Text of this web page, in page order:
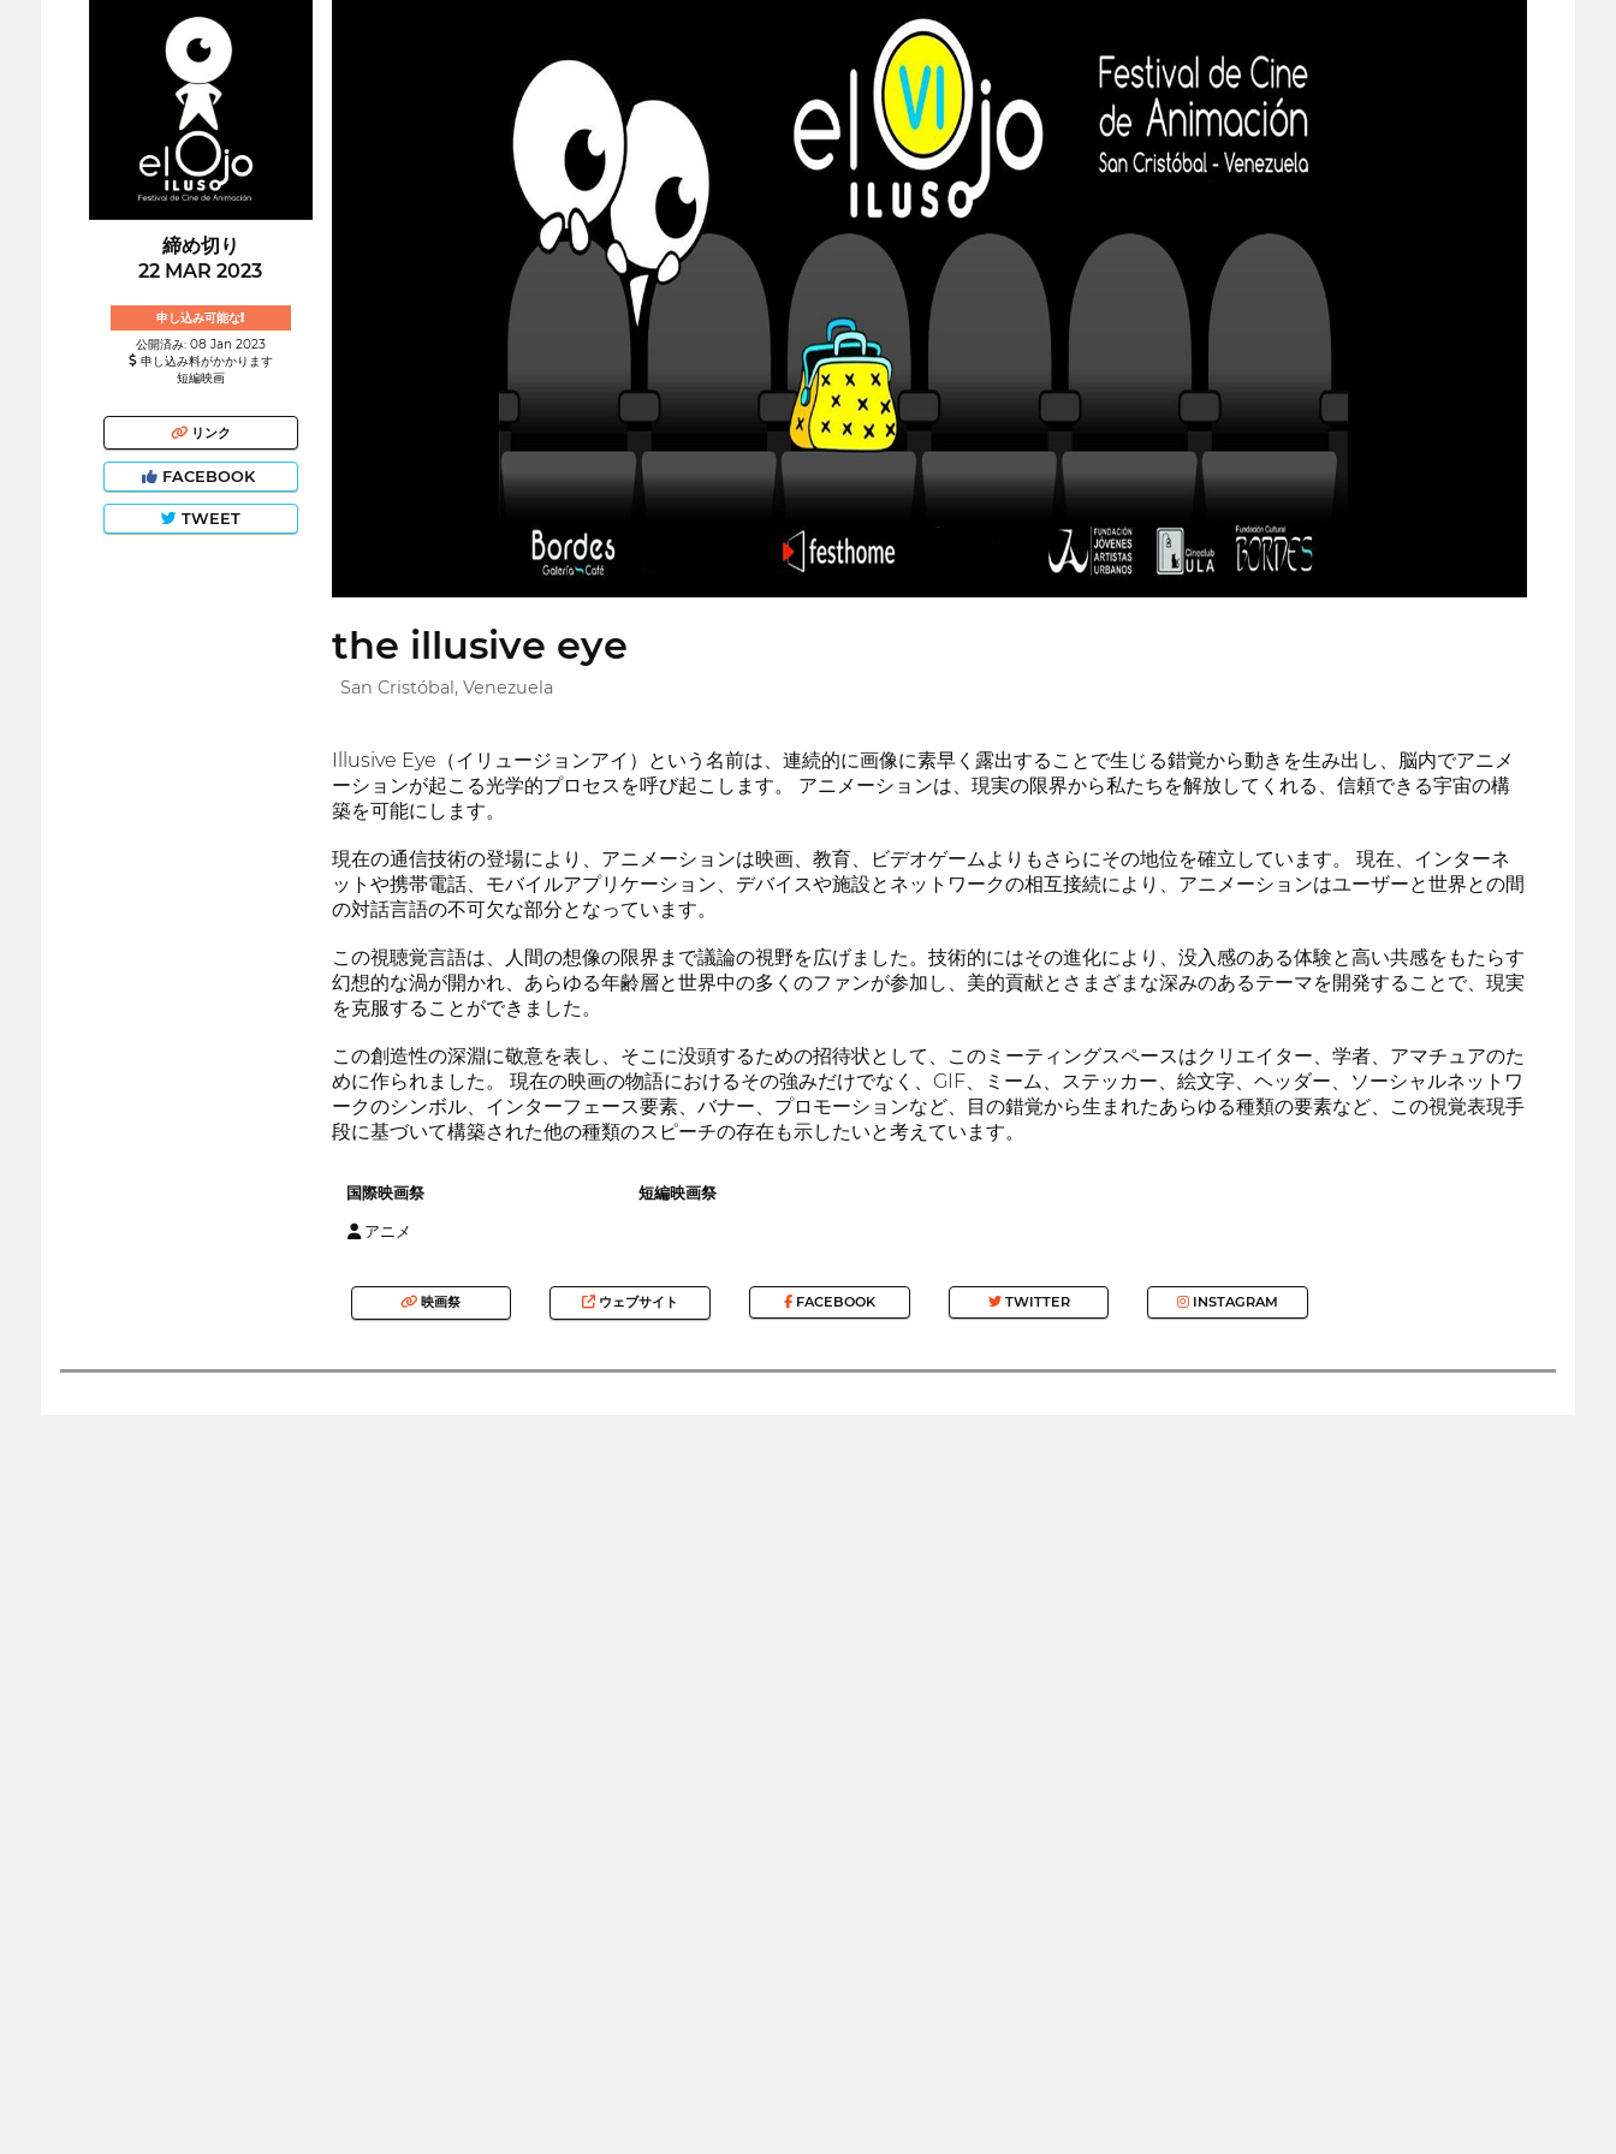
締め切り
22 MAR 2023
申し込み可能な!
公開済み: 08 Jan 2023
申し込み料がかかります
短編映画
リンク
FACEBOOK
TWEET
the illusive eye
San Cristóbal, Venezuela
Illusive Eye（イリュージョンアイ）という名前は、連続的に画像に素早く露出することで生じる錯覚から動きを生み出し、脳内でアニメ
ーションが起こる光学的プロセスを呼び起こします。 アニメーションは、現実の限界から私たちを解放してくれる、信頼できる宇宙の構
築を可能にします。
現在の通信技術の登場により、アニメーションは映画、教育、ビデオゲームよりもさらにその地位を確立しています。 現在、インターネ
ットや携帯電話、モバイルアプリケーション、デバイスや施設とネットワークの相互接続により、アニメーションはユーザーと世界との間
の対話言語の不可欠な部分となっています。
この視聴覚言語は、人間の想像の限界まで議論の視野を広げました。技術的にはその進化により、没入感のある体験と高い共感をもたらす
幻想的な渦が開かれ、あらゆる年齢層と世界中の多くのファンが参加し、美的貢献とさまざまな深みのあるテーマを開発することで、現実
を克服することができました。
この創造性の深淵に敬意を表し、そこに没頭するための招待状として、このミーティングスペースはクリエイター、学者、アマチュアのた
めに作られました。 現在の映画の物語におけるその強みだけでなく、GIF、ミーム、ステッカー、絵文字、ヘッダー、ソーシャルネットワ
ークのシンボル、インターフェース要素、バナー、プロモーションなど、目の錯覚から生まれたあらゆる種類の要素など、この視覚表現手
段に基づいて構築された他の種類のスピーチの存在も示したいと考えています。
国際映画祭 短編映画祭
アニメ
映画祭 ウェブサイト FACEBOOK TWITTER INSTAGRAM